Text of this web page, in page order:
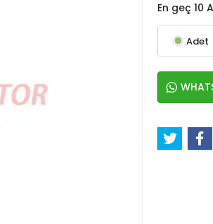
En geç 10
Adet